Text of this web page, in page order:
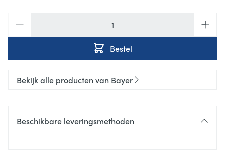
Bestel
Bekijk alle producten van Bayer
Beschikbare leveringsmethoden